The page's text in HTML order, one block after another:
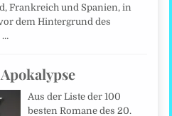
Frankreich und Spanien, in
dem Hintergrund des
…
Aus der Liste der 100
besten Romane des 20.